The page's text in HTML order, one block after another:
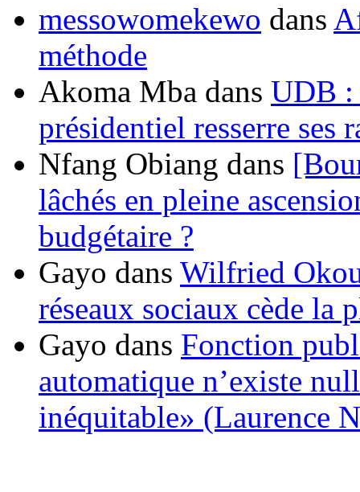
messowomekewo dans
méthode
Akoma Mba dans UDB :
présidentiel resserre ses
Nfang Obiang dans
lâchés en pleine
budgétaire ?
Gayo dans Wilfried
réseaux sociaux cède la
Gayo dans Fonction
automatique n’existe
inéquitable» (Laurence